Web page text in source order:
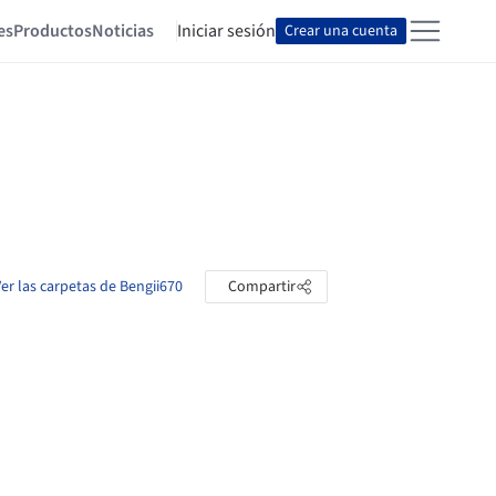
ProductosNoticias Iniciar sesión Crear una cuenta
las carpetas de Bengii670 Compartir